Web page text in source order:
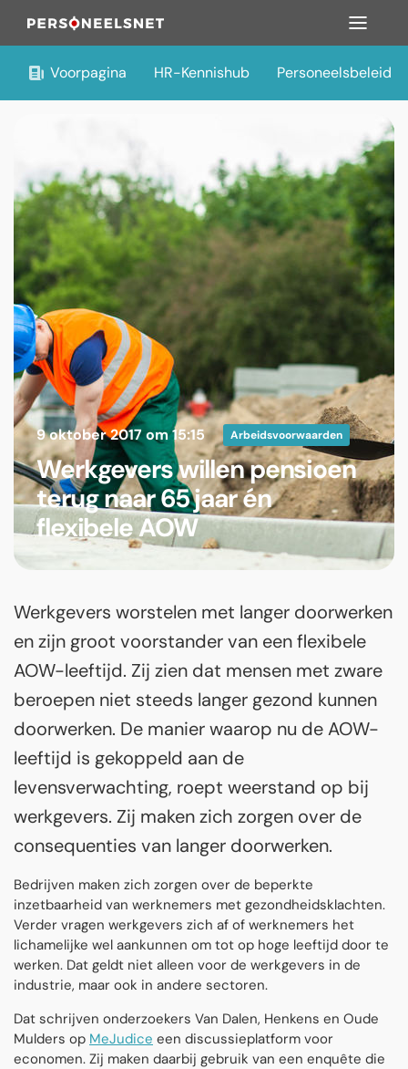
Voorpagina HR-Kennishub Personeelsbeleid
9 oktober 2017 om 15:15 Arbeidsvoorwaarden
Werkgevers willen pensioen
terug naar 65 jaar én
flexibele AOW
Werkgevers worstelen met langer doorwerken
en zijn groot voorstander van een flexibele
AOW-leeftijd. Zij zien dat mensen met zware
beroepen niet steeds langer gezond kunnen
doorwerken. De manier waarop nu de AOW-
leeftijd is gekoppeld aan de
levensverwachting, roept weerstand op bij
werkgevers. Zij maken zich zorgen over de
consequenties van langer doorwerken.
Bedrijven maken zich zorgen over de beperkte
inzetbaarheid van werknemers met gezondheidsklachten.
Verder vragen werkgevers zich af of werknemers het
lichamelijke wel aankunnen om tot op hoge leeftijd door te
werken. Dat geldt niet alleen voor de werkgevers in de
industrie, maar ook in andere sectoren.
Dat schrijven onderzoekers Van Dalen, Henkens en Oude
Mulders op MeJudice een discussieplatform voor
economen. Zij maken daarbij gebruik van een enquête die